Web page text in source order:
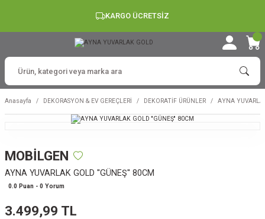
KARGO ÜCRETSİZ
Anasayfa DEKORASYON & EV GEREÇLERİ DEKORATİF ÜRÜNLER AYNA
MOBİLGEN
AYNA YUVARLAK GOLD ''GÜNEŞ'' 80CM
0.0 Puan - 0 Yorum
3.499,99 TL